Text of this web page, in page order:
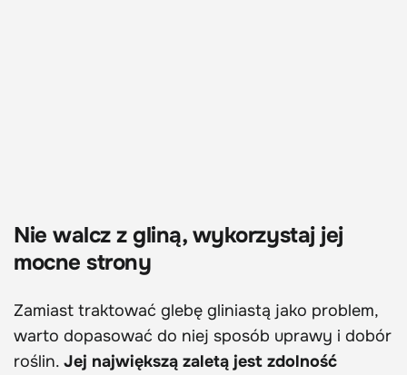
Nie walcz z gliną, wykorzystaj jej
mocne strony
Zamiast traktować glebę gliniastą jako problem,
warto dopasować do niej sposób uprawy i dobór
roślin. Jej największą zaletą jest zdolność